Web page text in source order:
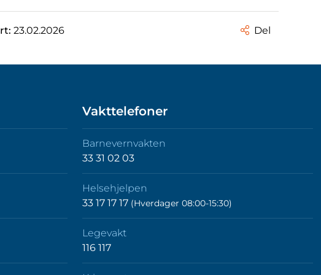
23.02.2026 Del
Vakttelefoner
Barnevernvakten
33 31 02 03
Helsehjelpen
33 17 17 17 (Hverdager 08:00-15:30)
Legevakt
116 117